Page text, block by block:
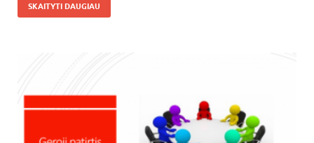
SKAITYTI DAUGIAU